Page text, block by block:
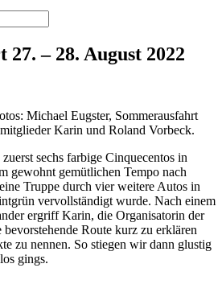
27. – 28. August 2022
Michael Eugster, Sommerausfahrt
Karin und Roland Vorbeck.
sechs farbige Cinquecentos in
gewohnt gemütlichen Tempo nach
Truppe durch vier weitere Autos in
vervollständigt wurde. Nach einem
ergriff Karin, die Organisatorin der
Route kurz zu erklären
zu nennen. So stiegen wir dann glustig
gings.